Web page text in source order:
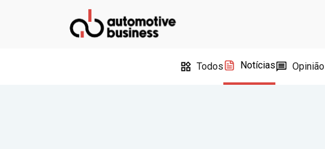
Todos Notícias Opinião